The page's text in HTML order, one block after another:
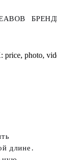
price, photo,
длине.